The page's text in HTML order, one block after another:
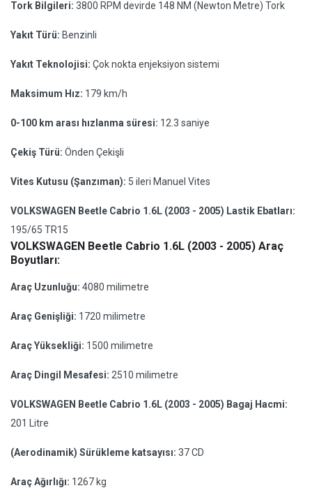
Tork Bilgileri: 3800 RPM devirde 148 NM (Newton Metre) Tork
Yakıt Türü: Benzinli
Yakıt Teknolojisi: Çok nokta enjeksiyon sistemi
Maksimum Hız: 179 km/h
0-100 km arası hızlanma süresi: 12.3 saniye
Çekiş Türü: Önden Çekişli
Vites Kutusu (Şanzıman): 5 ileri Manuel Vites
VOLKSWAGEN Beetle Cabrio 1.6L (2003 - 2005) Lastik Ebatları:
195/65 TR15
VOLKSWAGEN Beetle Cabrio 1.6L (2003 - 2005) Araç
Boyutları:
Araç Uzunluğu: 4080 milimetre
Araç Genişliği: 1720 milimetre
Araç Yüksekliği: 1500 milimetre
Araç Dingil Mesafesi: 2510 milimetre
VOLKSWAGEN Beetle Cabrio 1.6L (2003 - 2005) Bagaj Hacmi:
201 Litre
(Aerodinamik) Sürükleme katsayısı: 37 CD
Araç Ağırlığı: 1267 kg